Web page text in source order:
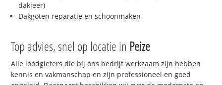
dakleer)
Dakgoten reparatie en schoonmaken
Top advies, snel op locatie in Peize
Alle loodgieters die bij ons bedrijf werkzaam zijn hebben
kennis en vakmanschap en zijn professioneel en goed